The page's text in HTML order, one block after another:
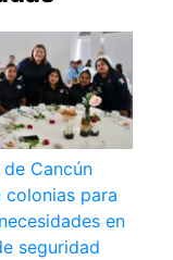
Cancún
colonias para
en
seguridad